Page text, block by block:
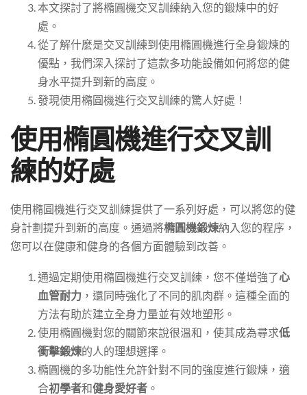
本文探討了將橢圓機交叉訓練納入您的鍛煉中的好
處。
從了解什麼是交叉訓練到使用橢圓機進行全身鍛煉的
優點，我們深入探討了這款多功能設備如何將您的健
身水平提升到新的高度。
發現使用橢圓機進行交叉訓練的驚人好處！
使用橢圓機進行交叉訓
練的好處
使用橢圓機進行交叉訓練提供了一系列好處，可以將您的健
身計劃提升到新的高度。通過將橢圓機鍛煉納入您的程序，
您可以在健康和健身的各個方面體驗到改善。
通過定期使用橢圓機進行交叉訓練，您不僅增強了心
血管耐力 ，還同時強化了不同的肌肉群。這種全面的
方法有助於建立全身力量並有效地塑形。
使用橢圓機對您的關節來說很溫和，使其成為尋求低
衝擊鍛煉的人的理想選擇。
橢圓機的多功能性允許針對不同的強度進行鍛煉，適
合初學者和健身愛好者 。